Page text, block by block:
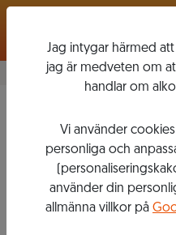
Chardonnay 2016
PAUL DOLAN
189kr
Jag intygar härmed
jag är medveten om
handlar om
Vi använder
personliga och
använder din
allmänna villkor på